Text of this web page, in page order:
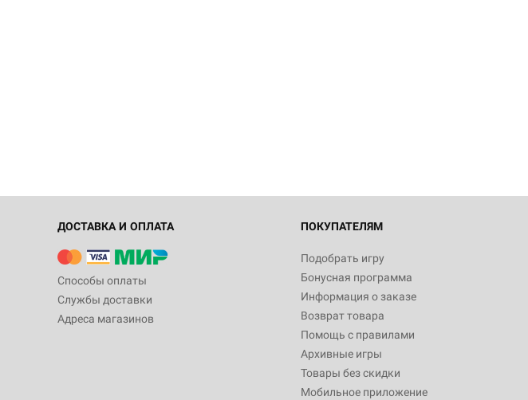
ДОСТАВКА И ОПЛАТА
Способы оплаты
Службы доставки
Адреса магазинов
ПОКУПАТЕЛЯМ
Подобрать игру
Бонусная программа
Информация о заказе
Возврат товара
Помощь с правилами
Архивные игры
Товары без скидки
Мобильное приложение